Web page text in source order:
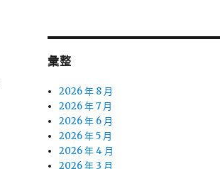
彙整
2026 年 8 月
2026 年 7 月
2026 年 6 月
2026 年 5 月
2026 年 4 月
2026 年 3 月